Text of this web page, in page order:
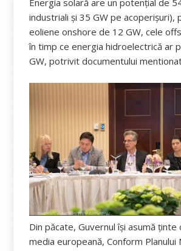
Energia solară are un potențial de
industriali și 35 GW pe acoperișuri),
eoliene onshore de 12 GW, cele
în timp ce energia hidroelectrică ar
GW, potrivit documentului
Din păcate, Guvernul îşi asumă ţinte
media europeană, Conform Planului